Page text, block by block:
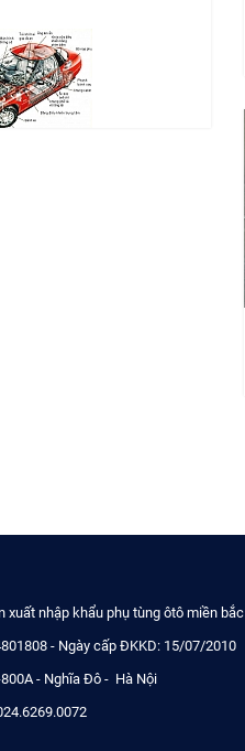
xuất nhập khẩu phụ tùng ôtô miền bắc
- Ngày cấp ĐKKD: 15/07/2010
- Nghĩa Đô - Hà Nội